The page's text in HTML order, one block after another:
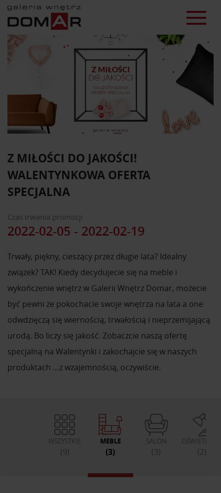
Z MIŁOŚCI DO JAKOŚCI!
WALENTYNKOWA OFERTA
SPECJALNA
Czas trwania promocji
2022-02-05 - 2022-02-19
Trwały, piękny, cieszący przez długie lata? Idealny
związek? TAK! Kiedy decydujecie się na meble i
wykończenie wnętrz w Galerii Wnętrz Domar, możecie
być pewni że pokochacie swoje wnętrza na lata a one
odwdzięczą się wiernością, trwałością i nieprzemijającą
urodą. Bo liczy się jakość. Zobaczcie naszą ofertę
specjalną na Walentynki i zakochajcie się w naszych
produktach …z wzajemnością, oczywiście.
WSZYSTKIE
(9)
MEBLE
(3)
SALON
(3) (2)